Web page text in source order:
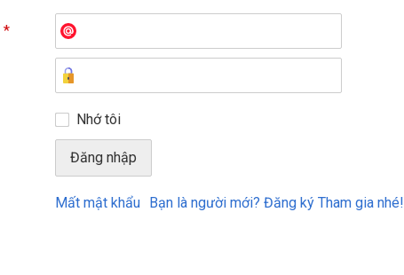
*
Nhớ tôi
Mất mật khẩu Bạn là người mới? Đăng ký Tham gia nhé!